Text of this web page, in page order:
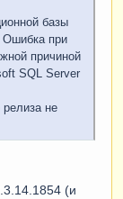
базы
Ошибка при
причиной
SQL Server
релиза не
(и